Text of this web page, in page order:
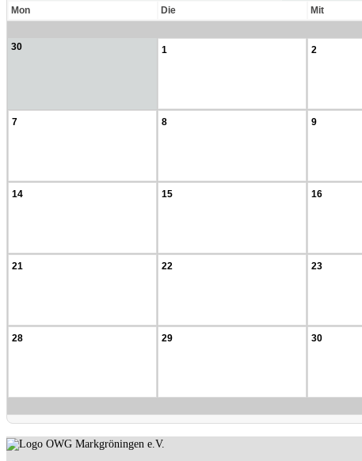
Mon Die Mit
30 1 2
7 8 9
14 15 16
21 22 23
28 29 30